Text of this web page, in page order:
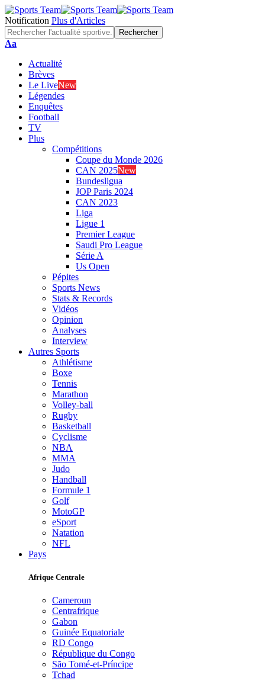
Notification Plus d'Articles
Font
Aa
Actualité
Brèves
Le LiveNew
Légendes
Enquêtes
Football
TV
Plus
Compétitions
Coupe du Monde 2026
CAN 2025New
Bundesligua
JOP Paris 2024
CAN 2023
Liga
Ligue 1
Premier League
Saudi Pro League
Série A
Us Open
Pépites
Sports News
Stats & Records
Vidéos
Opinion
Analyses
Interview
Autres Sports
Athlétisme
Boxe
Tennis
Marathon
Volley-ball
Rugby
Basketball
Cyclisme
NBA
MMA
Judo
Handball
Formule 1
Golf
MotoGP
eSport
Natation
NFL
Pays
Afrique Centrale
Cameroun
Centrafrique
Gabon
Guinée Equatoriale
RD Congo
République du Congo
São Tomé-et-Príncipe
Tchad